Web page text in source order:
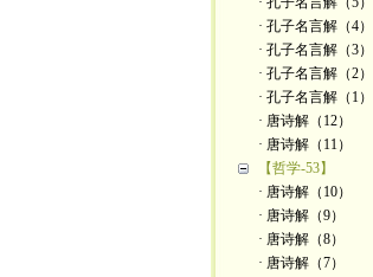
· 孔子名言解（4）
· 孔子名言解（3）
· 孔子名言解（2）
· 孔子名言解（1）
· 唐诗解（12）
· 唐诗解（11）
【哲学-53】
· 唐诗解（10）
· 唐诗解（9）
· 唐诗解（8）
· 唐诗解（7）